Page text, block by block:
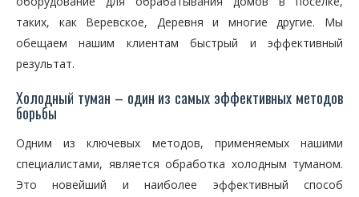
таких, как Веревское, Деревня и многие другие. Мы
обещаем нашим клиентам быстрый и эффективный
результат.
Холодный туман – один из самых эффективных методов
борьбы
Одним из ключевых методов, применяемых нашими
специалистами, является обработка холодным туманом.
Это новейший и наиболее эффективный способ